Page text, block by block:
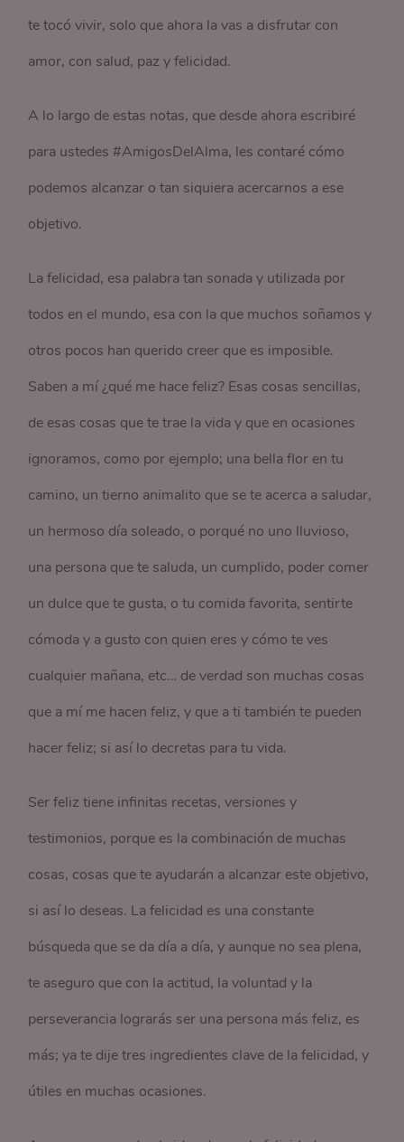
te tocó vivir, solo que ahora la vas a disfrutar con
amor, con salud, paz y felicidad.
A lo largo de estas notas, que desde ahora escribiré
para ustedes #AmigosDelAlma, les contaré cómo
podemos alcanzar o tan siquiera acercarnos a ese
objetivo.
La felicidad, esa palabra tan sonada y utilizada por
todos en el mundo, esa con la que muchos soñamos y
otros pocos han querido creer que es imposible.
Saben a mí ¿qué me hace feliz? Esas cosas sencillas,
de esas cosas que te trae la vida y que en ocasiones
ignoramos, como por ejemplo; una bella flor en tu
camino, un tierno animalito que se te acerca a saludar,
un hermoso día soleado, o porqué no uno lluvioso,
una persona que te saluda, un cumplido, poder comer
un dulce que te gusta, o tu comida favorita, sentirte
cómoda y a gusto con quien eres y cómo te ves
cualquier mañana, etc… de verdad son muchas cosas
que a mí me hacen feliz, y que a ti también te pueden
hacer feliz; si así lo decretas para tu vida.
Ser feliz tiene infinitas recetas, versiones y
testimonios, porque es la combinación de muchas
cosas, cosas que te ayudarán a alcanzar este objetivo,
si así lo deseas. La felicidad es una constante
búsqueda que se da día a día, y aunque no sea plena,
te aseguro que con la actitud, la voluntad y la
perseverancia lograrás ser una persona más feliz, es
más; ya te dije tres ingredientes clave de la felicidad, y
útiles en muchas ocasiones.